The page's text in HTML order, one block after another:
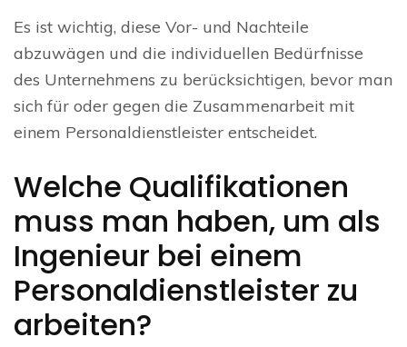
Es ist wichtig, diese Vor- und Nachteile
abzuwägen und die individuellen Bedürfnisse
des Unternehmens zu berücksichtigen, bevor man
sich für oder gegen die Zusammenarbeit mit
einem Personaldienstleister entscheidet.
Welche Qualifikationen
muss man haben, um als
Ingenieur bei einem
Personaldienstleister zu
arbeiten?